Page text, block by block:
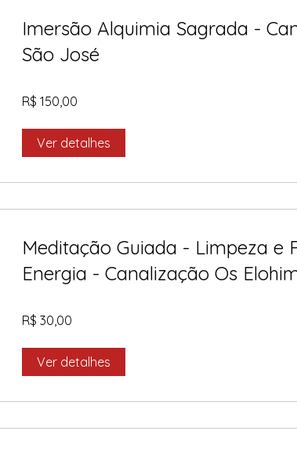
Imersão Alquimia Sagrada -
São José
R$ 150,00
Ver detalhes
Meditação Guiada - Limpeza e
Energia - Canalização Os
R$ 30,00
Ver detalhes